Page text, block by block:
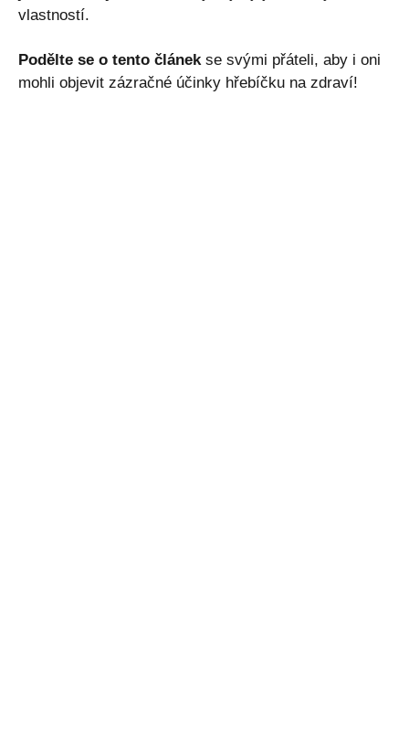
vlastností.
Podělte se o tento článekse svými přáteli, aby i oni
mohli objevit zázračné účinky hřebíčku na zdraví!